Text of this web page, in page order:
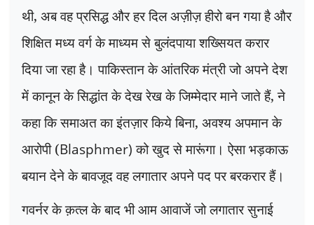
थी, अब वह प्रसिद्ध और हर दिल अज़ीज़ हीरो बन गया है और
शिक्षित मध्य वर्ग के माध्यम से बुलंदपाया शख्सियत करार
दिया जा रहा है। पाकिस्तान के आंतरिक मंत्री जो अपने देश
में कानून के सिद्धांत के देख रेख के जिम्मेदार माने जाते हैं,ने
कहा कि समाअत का इंतज़ार किये बिना, अवश्य अपमान के
आरोपी (Blasphmer) को खुद से मारूंगा। ऐसा भड़काऊ
बयान देने के बावजूद वह लगातार अपने पद पर बरकरार हैं।
गवर्नर के क़त्ल के बाद भी आम आवाजें जो लगातार सुनाई